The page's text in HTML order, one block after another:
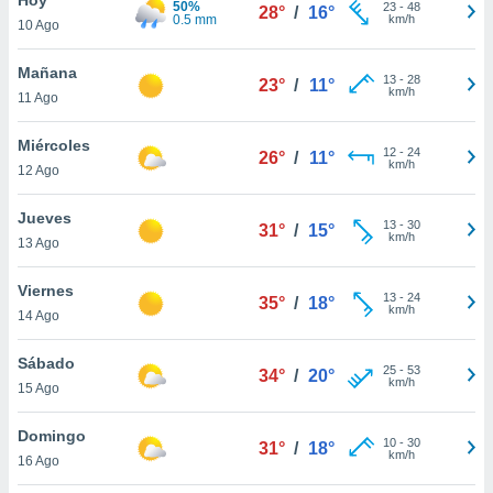
y
en
más
de
cookies
10 Ago
50%
0.5 mm
28° / 16° 23- 48
km/h
Mañana
11 Ago
23° / 11° 13- 28
km/h
Miércoles
12 Ago
26° / 11° 12- 24
km/h
Jueves
13 Ago
31° / 15° 13- 30
km/h
Viernes
14 Ago
35° / 18° 13- 24
km/h
Sábado
15 Ago
34° / 20° 25- 53
km/h
Domingo
16 Ago
31° / 18° 10- 30
km/h